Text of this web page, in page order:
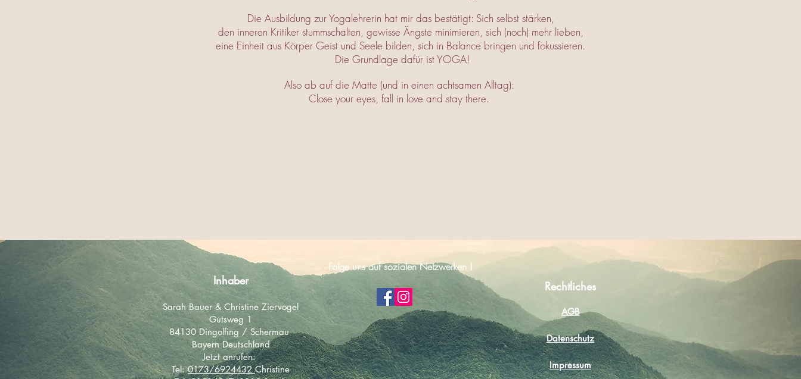
Die Ausbildung zur Yogalehrerin hat mir das bestätigt: Sich selbst stärken,
den inneren Kritiker stummschalten, gewisse Ängste minimieren, sich (noch) mehr lieben,
eine Einheit aus Körper Geist und Seele bilden, sich in Balance bringen und fokussieren.
Die Grundlage dafür ist YOGA!
Also ab auf die Matte (und in einen achtsamen Alltag):
Close your eyes, fall in love and stay there.
Folge uns auf sozialen Netzwerken !
Inhaber
Sarah Bauer & Christine Ziervogel
Gutsweg 1
84130 Dingolfing / Schermau
Bayern Deutschland
Jetzt anrufen:
Tel:0173/6924432Christine
Rechtliches
AGB
Datenschutz
Impressum